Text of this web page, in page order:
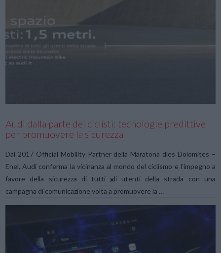
Audi dalla parte dei ciclisti: tecnologie predittive
per promuovere la sicurezza
Dal 2017 Official Mobility Partner della Maratona dles Dolomites –
Enel, Audi conferma la vicinanza al mondo del ciclismo e l’impegno a
favore della sicurezza di tutti gli utenti della strada con una
campagna di comunicazione volta a promuovere la …